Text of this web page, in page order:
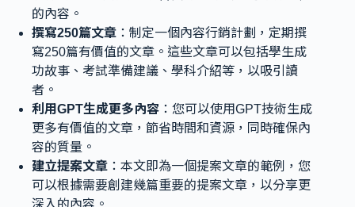
的內容。
撰寫250篇文章 ：制定一個內容行銷計劃，定期撰
寫250篇有價值的文章。這些文章可以包括學生成
功故事、考試準備建議、學科介紹等，以吸引讀
者。
利用GPT生成更多內容 ：您可以使用GPT技術生成
更多有價值的文章，節省時間和資源，同時確保內
容的質量。
建立提案文章 ：本文即為一個提案文章的範例，您
可以根據需要創建幾篇重要的提案文章，以分享更
深入的內容。